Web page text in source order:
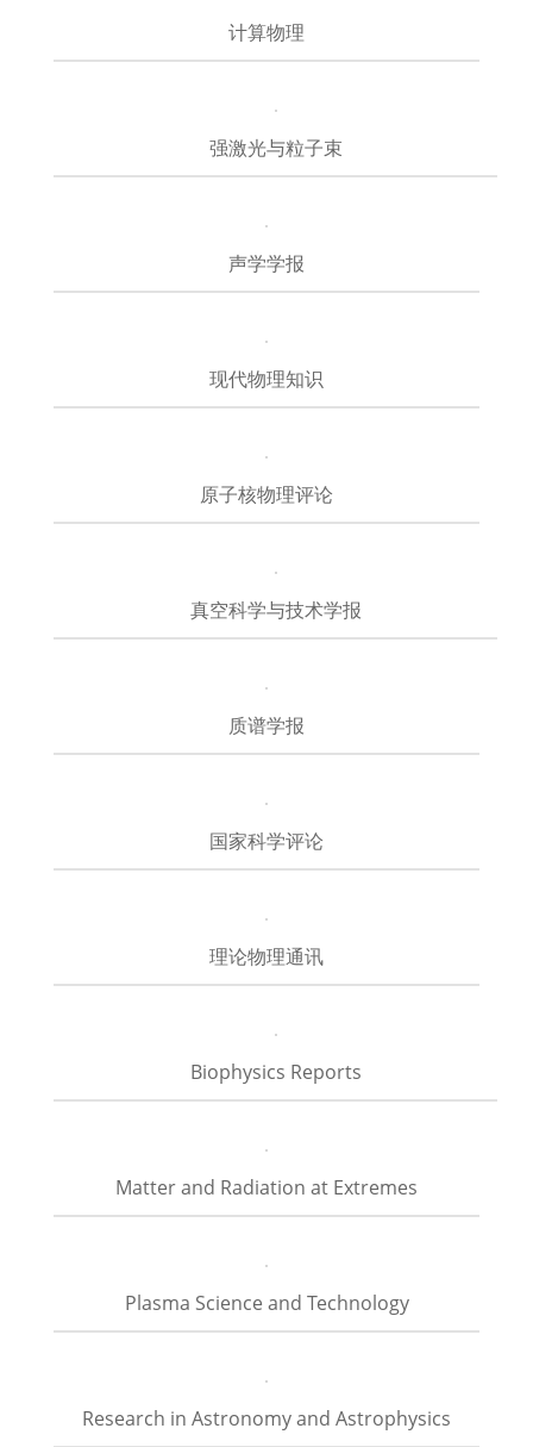
计算物理
强激光与粒子束
声学学报
现代物理知识
原子核物理评论
真空科学与技术学报
质谱学报
国家科学评论
理论物理通讯
Biophysics Reports
Matter and Radiation at Extremes
Plasma Science and Technology
Research in Astronomy and Astrophysics